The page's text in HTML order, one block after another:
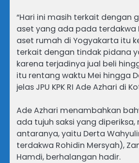
“Hari ini masih terkait dengan
aset yang ada pada terdakwa
aset rumah di Yogyakarta itu
terkait dengan tindak pidana
karena terjadinya jual beli
itu rentang waktu Mei hingga
jelas JPU KPK RI Ade Azhari di
Ade Azhari menambahkan
ada tujuh saksi yang
antaranya, yaitu Derta
terdakwa Rohidin Mersyah),
Hamdi, berhalangan hadir.